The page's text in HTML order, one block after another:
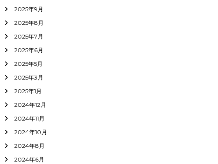
2025年9月
2025年8月
2025年7月
2025年6月
2025年5月
2025年3月
2025年1月
2024年12月
2024年11月
2024年10月
2024年8月
2024年6月